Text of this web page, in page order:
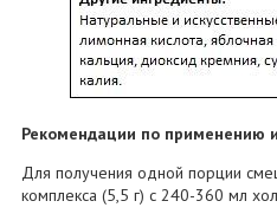
Рекомендации по применению
Для получения одной порции
комплекса (5,5 г) с 240-360 мл